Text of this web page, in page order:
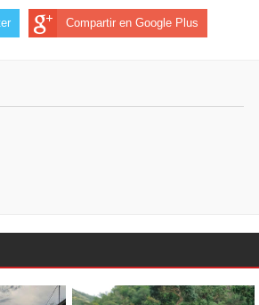
Compartir en Google Plus